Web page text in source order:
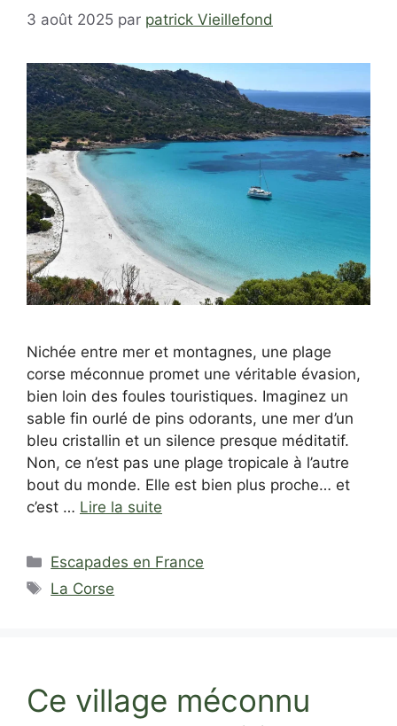
3 août 2025 par patrick Vieillefond
Nichée entre mer et montagnes, une plage
corse méconnue promet une véritable évasion,
bien loin des foules touristiques. Imaginez un
sable fin ourlé de pins odorants, une mer d’un
bleu cristallin et un silence presque méditatif.
Non, ce n’est pas une plage tropicale à l’autre
bout du monde. Elle est bien plus proche… et
c’est … Lire la suite
Catégories
Escapades en France
Étiquettes
La Corse
Ce village méconnu